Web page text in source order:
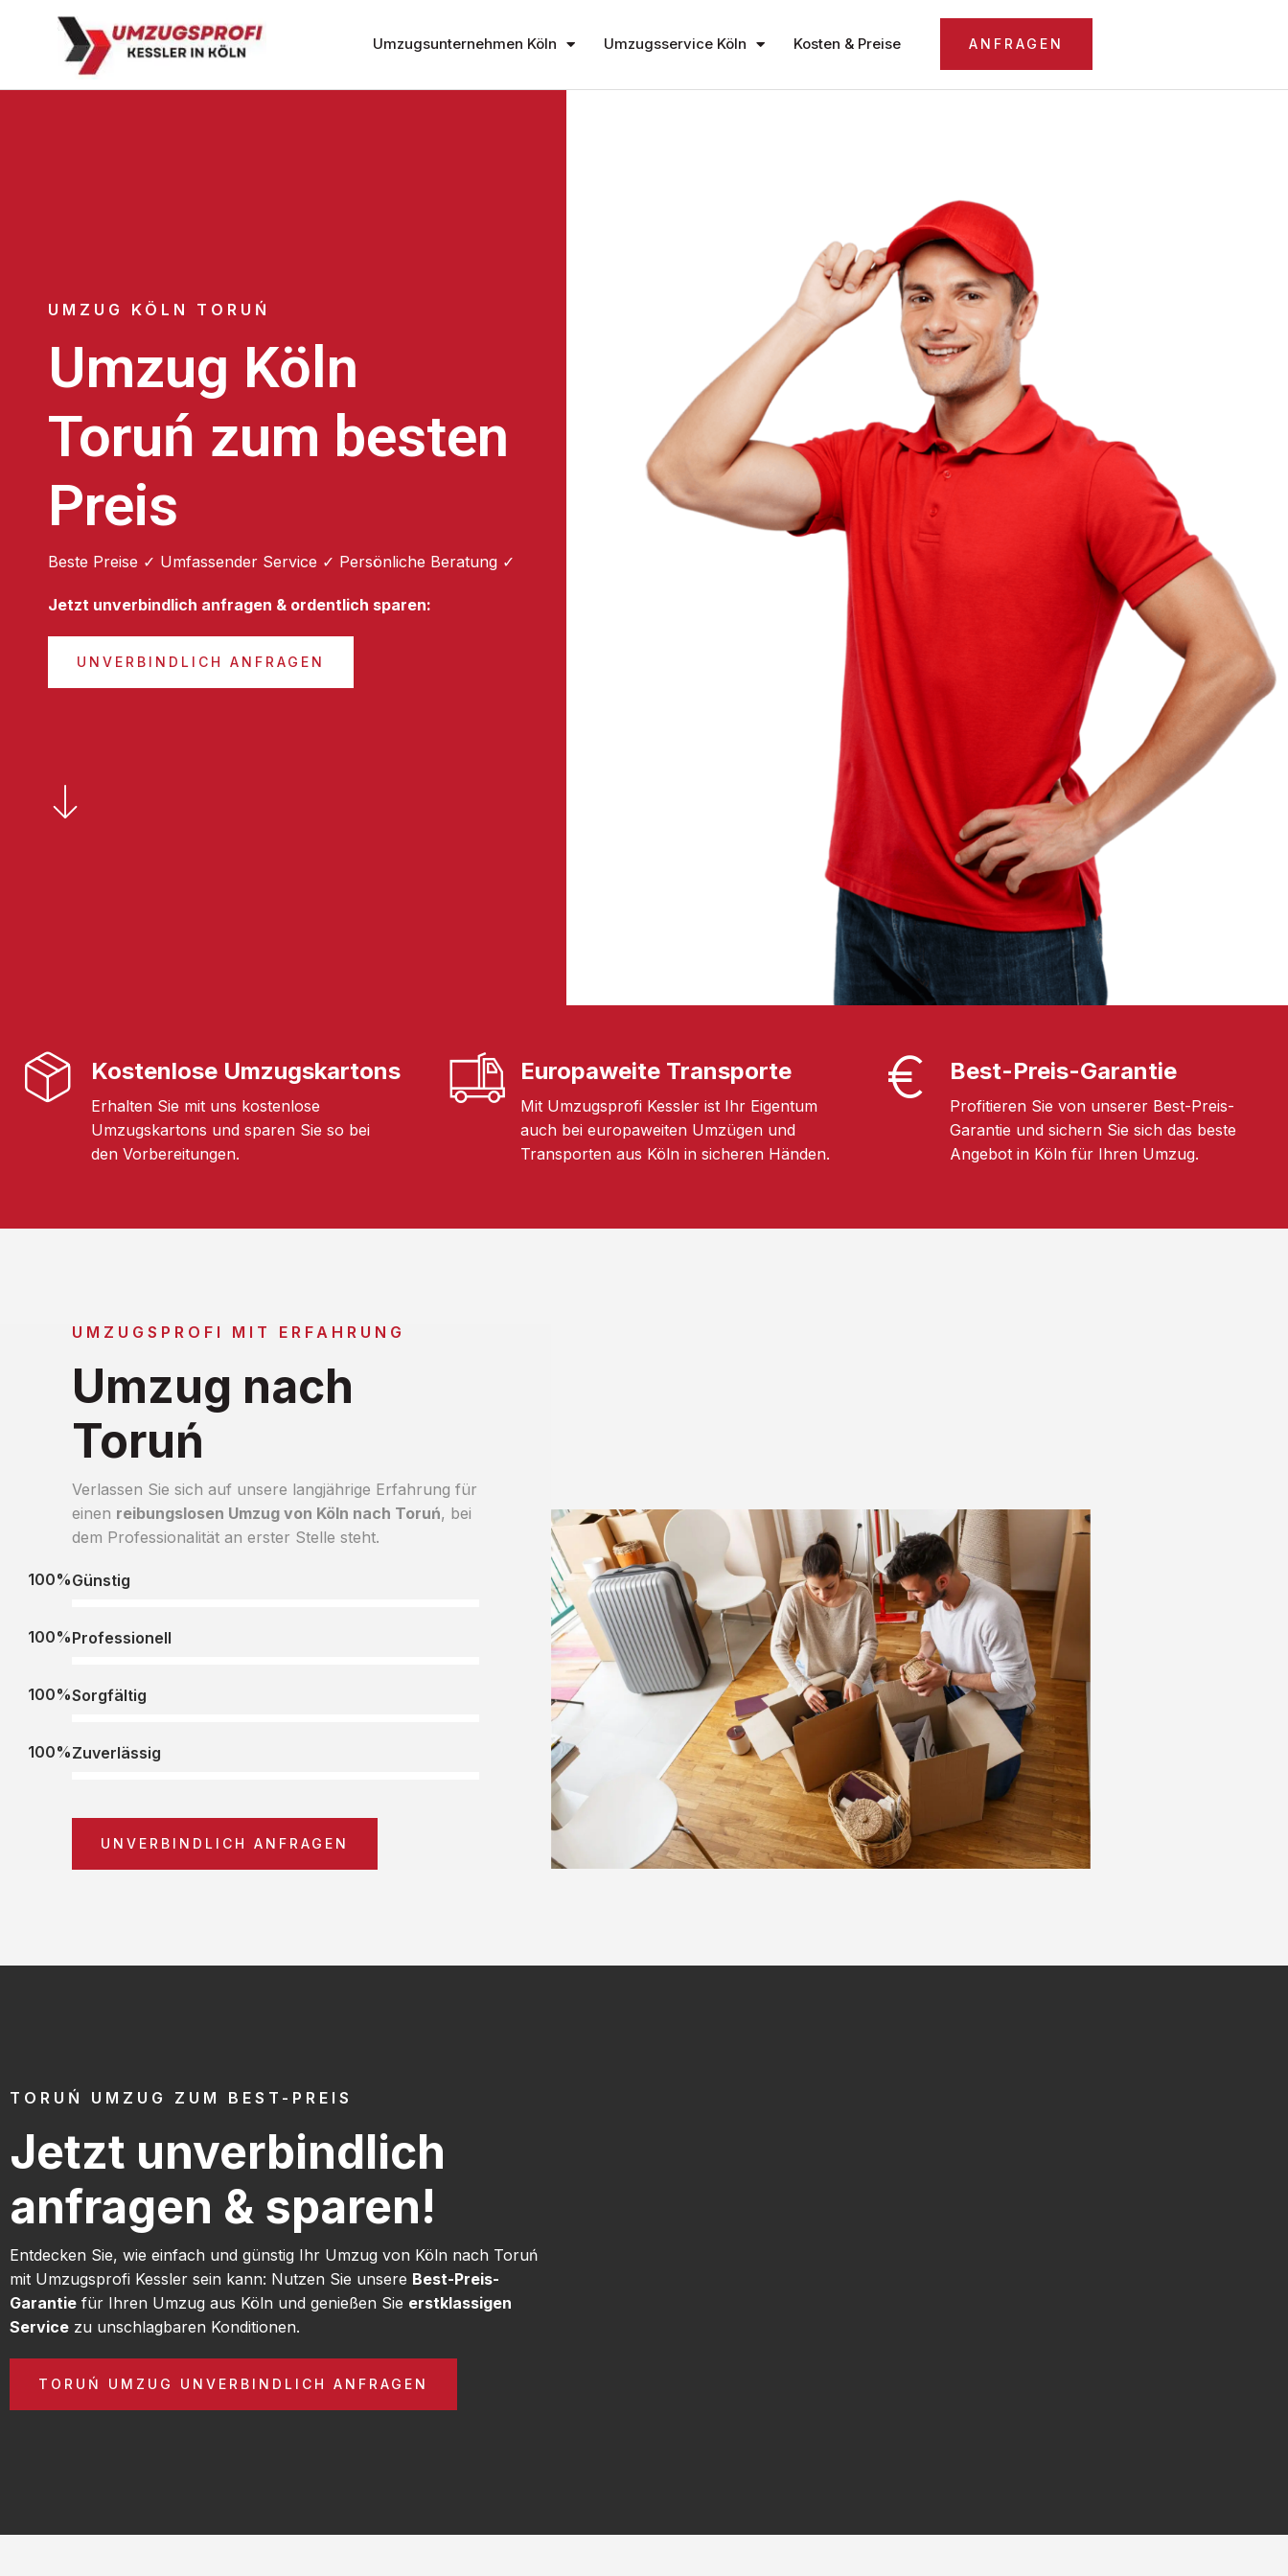
Umzugsunternehmen Köln Umzugsservice Köln Kosten & Preise ANFRAGEN
UMZUG KÖLN TORUŃ
Umzug Köln
Toruń zum besten
Preis
Beste Preise ✓ Umfassender Service ✓ Persönliche Beratung ✓
Jetzt unverbindlich anfragen & ordentlich sparen:
UNVERBINDLICH ANFRAGEN
Kostenlose Umzugskartons
Erhalten Sie mit uns kostenlose
Umzugskartons und sparen Sie so bei
den Vorbereitungen.
Europaweite Transporte
Mit Umzugsprofi Kessler ist Ihr Eigentum
auch bei europaweiten Umzügen und
Transporten aus Köln in sicheren Händen.
Best-Preis-Garantie
Profitieren Sie von unserer Best-Preis-
Garantie und sichern Sie sich das beste
Angebot in Köln für Ihren Umzug.
UMZUGSPROFI MIT ERFAHRUNG
Umzug nach
Toruń
Verlassen Sie sich auf unsere langjährige Erfahrung für
einen reibungslosen Umzug von Köln nach Toruń, bei
dem Professionalität an erster Stelle steht.
Günstig
100%
Professionell
100%
Sorgfältig
100%
Zuverlässig
100%
UNVERBINDLICH ANFRAGEN
TORUŃ UMZUG ZUM BEST-PREIS
Jetzt unverbindlich
anfragen & sparen!
Entdecken Sie, wie einfach und günstig Ihr Umzug von Köln nach Toruń
mit Umzugsprofi Kessler sein kann: Nutzen Sie unsere Best-Preis-
Garantie für Ihren Umzug aus Köln und genießen Sie erstklassigen
Service zu unschlagbaren Konditionen.
TORUŃ UMZUG UNVERBINDLICH ANFRAGEN